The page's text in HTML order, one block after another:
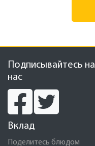
Подписывайтесь на
нас
Вклад
Поделитесь блюдом